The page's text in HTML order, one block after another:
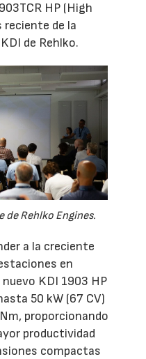
HP (High
reciente de la
de Rehlko.
de Rehlko Engines.
a la creciente
en
KDI 1903 HP
50 kW (67 CV)
proporcionando
productividad
compactas